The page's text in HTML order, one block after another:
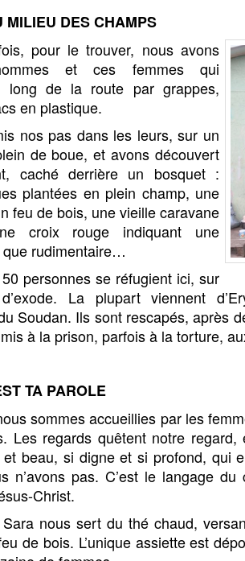
MILIEU DES CHAMPS
pour le trouver, nous avons
et ces femmes qui
long de la route par grappes,
en plastique.
nos pas dans les leurs, sur un
de boue, et avons découvert
caché derrière un bosquet :
plantées en plein champ, une
feu de bois, une vieille caravane
croix rouge indiquant une
que rudimentaire…
personnes se réfugient ici, sur
La plupart viennent
Soudan. Ils sont rescapés, après
à la prison, parfois à la torture,
TA PAROLE
sommes accueillies par les
Les regards quêtent notre
beau, si digne et si profond, qui
n’avons pas. C’est le langage
Christ.
nous sert du thé chaud,
de bois. L’unique assiette est